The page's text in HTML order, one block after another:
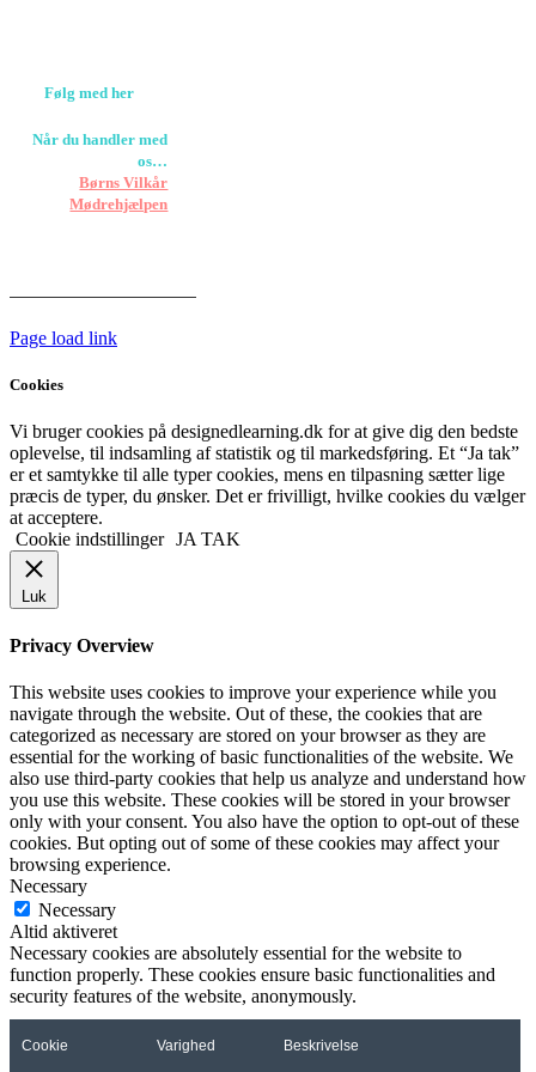
Følg med her
Når du handler med
os…
Støtter viBørns Vilkår
ogMødrehjælpen
Page load link
Cookies
Vi bruger cookies på designedlearning.dk for at give dig den bedste
oplevelse, til indsamling af statistik og til markedsføring. Et “Ja tak”
er et samtykke til alle typer cookies, mens en tilpasning sætter lige
præcis de typer, du ønsker. Det er frivilligt, hvilke cookies du vælger
at acceptere.
Cookie indstillinger JA TAK
Luk
Privacy Overview
This website uses cookies to improve your experience while you
navigate through the website. Out of these, the cookies that are
categorized as necessary are stored on your browser as they are
essential for the working of basic functionalities of the website. We
also use third-party cookies that help us analyze and understand how
you use this website. These cookies will be stored in your browser
only with your consent. You also have the option to opt-out of these
cookies. But opting out of some of these cookies may affect your
browsing experience.
Necessary
Necessary
Altid aktiveret
Necessary cookies are absolutely essential for the website to
function properly. These cookies ensure basic functionalities and
security features of the website, anonymously.
Cookie Varighed Beskrivelse